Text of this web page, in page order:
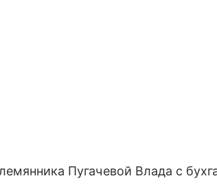
Пугачевой Влада с